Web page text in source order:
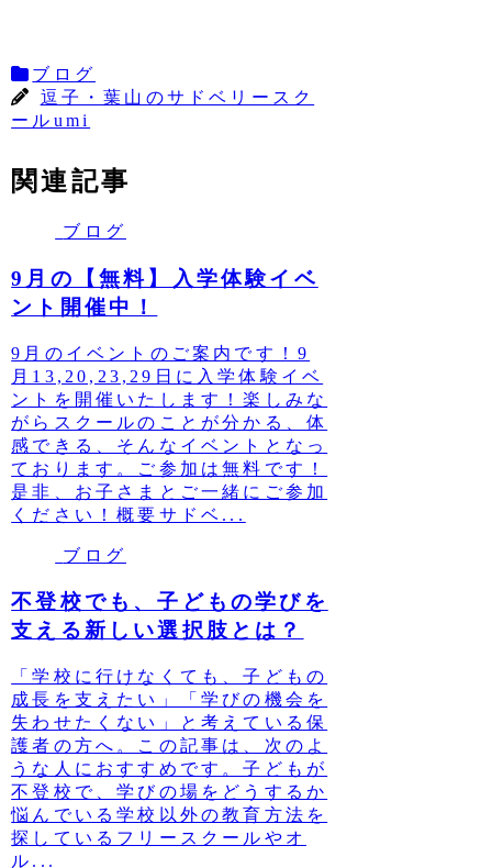
ブログ
逗子・葉山のサドベリースク
ールumi
関連記事
ブログ
9月の【無料】入学体験イベ
ント開催中！
9月のイベントのご案内です！9
月13,20,23,29日に入学体験イベ
ントを開催いたします！楽しみな
がらスクールのことが分かる、体
感できる、そんなイベントとなっ
ております。ご参加は無料です！
是非、お子さまとご一緒にご参加
ください！概要サドベ...
ブログ
不登校でも、子どもの学びを
支える新しい選択肢とは？
「学校に行けなくても、子どもの
成長を支えたい」「学びの機会を
失わせたくない」と考えている保
護者の方へ。この記事は、次のよ
うな人におすすめです。子どもが
不登校で、学びの場をどうするか
悩んでいる学校以外の教育方法を
探しているフリースクールやオ
ル...